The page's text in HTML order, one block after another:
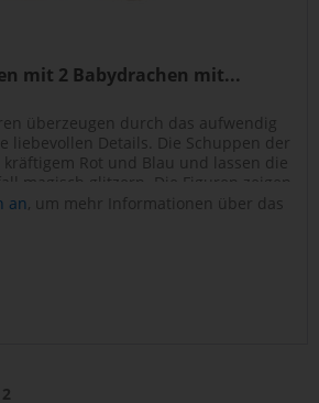
mit 2 Babydrachen mit...
überzeugen durch das aufwendig
liebevollen Details. Die Schuppen der
Rot und Blau und lassen die
magisch glitzern. Die Figuren zeigen
an, um mehr Informationen über das
2